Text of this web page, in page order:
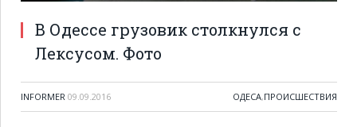
В Одессе грузовик столкнулся с
Лексусом. Фото
INFORMER 09.09.2016 ОДЕСА,ПРОИСШЕСТВИЯ